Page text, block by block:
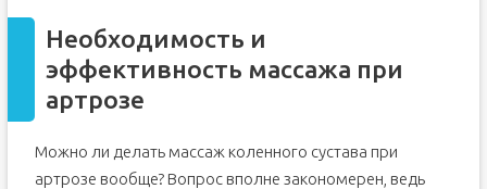
Необходимость и
эффективность массажа при
артрозе
Можно ли делать массаж коленного сустава при
артрозе вообще? Вопрос вполне закономерен, ведь